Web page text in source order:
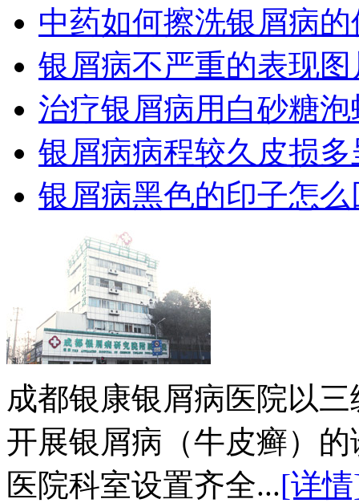
中药如何擦洗银屑病的
银屑病不严重的表现图
治疗银屑病用白砂糖泡
银屑病病程较久皮损
银屑病黑色的印子怎么
成都银康银屑病医院以
开展银屑病（牛皮癣）
医院科室设置齐全...[详